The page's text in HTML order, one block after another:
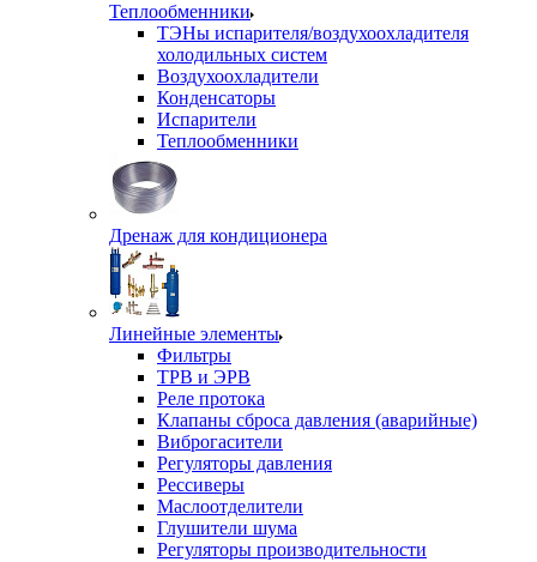
Теплообменники
ТЭНы испарителя/воздухоохладителя
холодильных систем
Воздухоохладители
Конденсаторы
Испарители
Теплообменники
Дренаж для кондиционера
Линейные элементы
Фильтры
ТРВ и ЭРВ
Реле протока
Клапаны сброса давления (аварийные)
Виброгасители
Регуляторы давления
Рессиверы
Маслоотделители
Глушители шума
Регуляторы производительности